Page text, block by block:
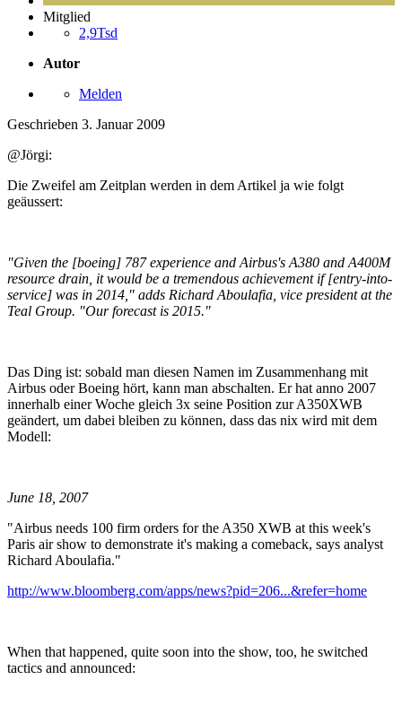
Mitglied
2,9Tsd
Autor
Melden
Geschrieben 3. Januar 2009
@Jörgi:
Die Zweifel am Zeitplan werden in dem Artikel ja wie folgt
geäussert:
"Given the [boeing] 787 experience and Airbus's A380 and A400M
resource drain, it would be a tremendous achievement if [entry-into-
service] was in 2014," adds Richard Aboulafia, vice president at the
Teal Group. "Our forecast is 2015."
Das Ding ist: sobald man diesen Namen im Zusammenhang mit
Airbus oder Boeing hört, kann man abschalten. Er hat anno 2007
innerhalb einer Woche gleich 3x seine Position zur A350XWB
geändert, um dabei bleiben zu können, dass das nix wird mit dem
Modell:
June 18, 2007
"Airbus needs 100 firm orders for the A350 XWB at this week's
Paris air show to demonstrate it's making a comeback, says analyst
Richard Aboulafia."
http://www.bloomberg.com/apps/news?pid=206...&refer=home
When that happened, quite soon into the show, too, he switched
tactics and announced: